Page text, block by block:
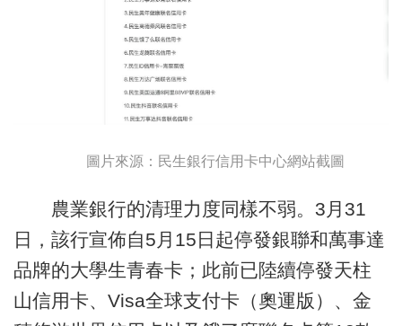
圖片來源：民生銀行信用卡中心網站截圖
農業銀行的清理力度同樣不弱。3月31
日，該行宣佈自5月15日起停發銀聯和萬事達
品牌的大學生青春卡；此前已陸續停發天柱
山信用卡、Visa全球支付卡（奧運版）、金